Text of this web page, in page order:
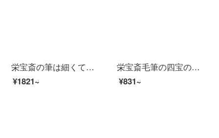
栄宝斎の筆は細くて柔らかいです。羊の毛の筆は細くて柔らかいです。四宝書道の中国画は牡丹の意を表します。筆の行書と草書の手で筆のセットを作ります。
¥1821~
栄宝斎毛筆の四宝の農耕の筆の荘園の羊の毛は少しも花の鳥の写意の大きさを兼備します。大人の専門は中国画の写意を練習します。花鳥画の専用花鳥の写意（大）
¥831~